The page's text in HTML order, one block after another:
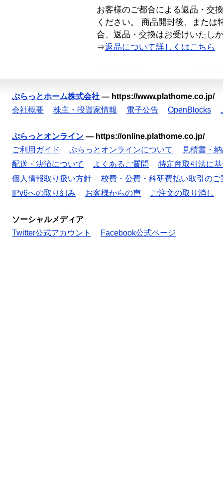
お客様のご都合による返品・交
ください。 商品開封後、または
合、返品・交換はお受けいたし
⇒返品について詳しくはこちら
ぷらっとホーム株式会社 — https://www.plathome.co.jp/
会社概要
株主・投資家情報 電子公告 OpenBlocks
ぷらっとオンライン — https://online.plathome.co.jp/
ご利用ガイド
ぷらっとオンラインについて
見積書・
配送・決済について
よくあるご質問
特定商取引法に
個人情報取り扱い方針
校費・公費・科研費払い取引のご
IPv6への取り組み
お客様からの声 ご注文の取り消し
ソーシャルメディア
Twitter公式アカウント
Facebook公式ページ